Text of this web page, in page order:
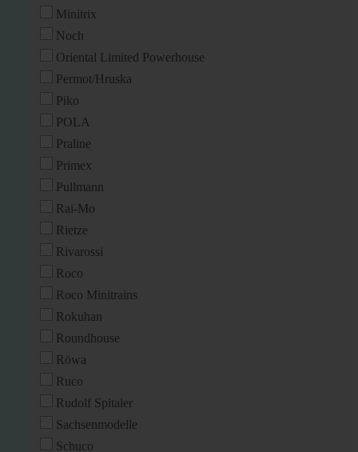
Minitrix
Noch
Oriental Limited Powerhouse
Permot/Hruska
Piko
POLA
Praline
Primex
Pullmann
Rai-Mo
Rietze
Rivarossi
Roco
Roco Minitrains
Rokuhan
Roundhouse
Röwa
Ruco
Rudolf Spitaler
Sachsenmodelle
Schuco